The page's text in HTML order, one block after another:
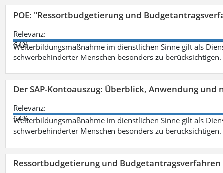
POE: "Ressortbudgetierung und
Relevanz:
64%
Weiterbildungsmaßnahme im dienstlichen Sinne gilt als
schwerbehinderter Menschen besonders zu berücksichtigen.
Der SAP-Kontoauszug: Überblick, Anwendung
Relevanz:
64%
Weiterbildungsmaßnahme im dienstlichen Sinne gilt als
schwerbehinderter Menschen besonders zu berücksichtigen.
Ressortbudgetierung und Budgetantragsverfahren